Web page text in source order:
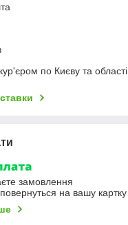
по Києву та області
замовлення
на вашу картку